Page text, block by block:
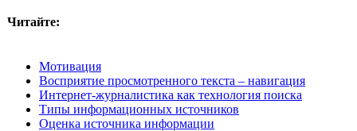
Читайте:
Мотивация
Восприятие просмотренного текста – навигация
Интернет-журналистика как технология поиска
Типы информационных источников
Оценка источника информации